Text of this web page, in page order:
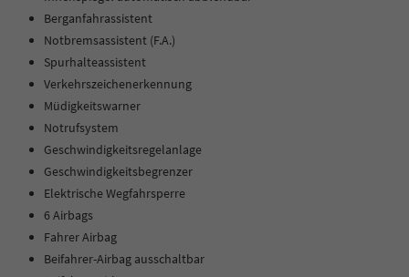
Berganfahrassistent
Notbremsassistent (F.A.)
Spurhalteassistent
Verkehrszeichenerkennung
Müdigkeitswarner
Notrufsystem
Geschwindigkeitsregelanlage
Geschwindigkeitsbegrenzer
Elektrische Wegfahrsperre
6 Airbags
Fahrer Airbag
Beifahrer-Airbag ausschaltbar